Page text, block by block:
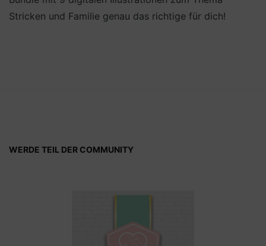
Stricken und Familie genau das richtige für dich!
WERDE TEIL DER COMMUNITY